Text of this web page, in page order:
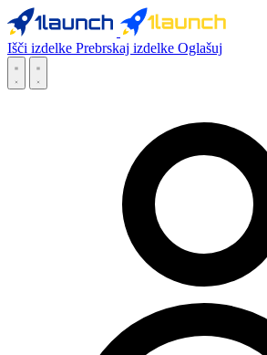
Išči izdelke Prebrskaj izdelke Oglašuj